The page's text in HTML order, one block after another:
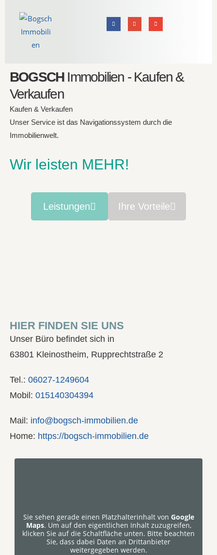
BOGSCH Immobilien - Kaufen &
Verkaufen
Kaufen & Verkaufen
Unser Service ist das Navigationssystem durch die
Immobilienwelt.
Wir leisten MEHR!
Leistungen Ihre Vorteile
HIER FINDEN SIE UNS
Unser Büro befindet sich in
63801 Kleinostheim, Rupprechtstraße 2
Tel.: 06027-1249604
Mobil: 015140304394
Mail: info@bogsch-immobilien.de
Home: https://bogsch-immobilien.de
Sie sehen gerade einen Platzhalterinhalt von Google
Maps. Um auf den eigentlichen Inhalt zuzugreifen,
klicken Sie auf die Schaltfläche unten. Bitte beachten
Sie, dass dabei Daten an Drittanbieter
weitergegeben werden.